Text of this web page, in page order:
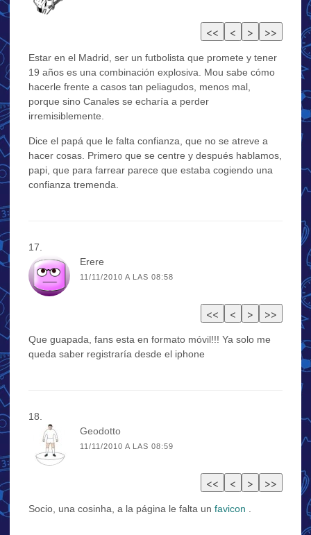
Estar en el Madrid, ser un futbolista que promete y tener
19 años es una combinación explosiva. Mou sabe cómo
hacerle frente a casos tan peliagudos, menos mal,
porque sino Canales se echaría a perder
irremisiblemente.
Dice el papá que le falta confianza, que no se atreve a
hacer cosas. Primero que se centre y después hablamos,
papi, que para farrear parece que estaba cogiendo una
confianza tremenda.
Erere
11/11/2010 A LAS 08:58
Que guapada, fans esta en formato móvil!!! Ya solo me
queda saber registraría desde el iphone
Geodotto
11/11/2010 A LAS 08:59
Socio, una cosinha, a la página le falta un favicon